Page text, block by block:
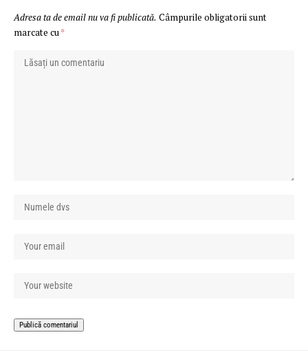
Adresa ta de email nu va fi publicată. Câmpurile obligatorii sunt
marcate cu*